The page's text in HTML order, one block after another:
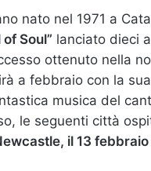
nato nel 1971 a
Soul” lanciato dieci
ottenuto nella
a febbraio con la
musica del
le seguenti città
il 13